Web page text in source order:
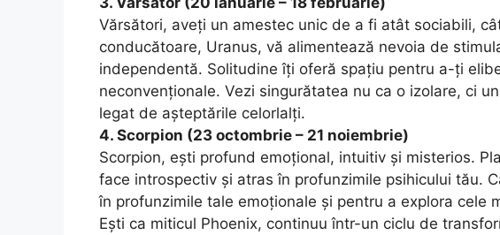
Vărsători, aveți un amestec unic de a fi atât sociabili,
conducătoare, Uranus, vă alimentează nevoia de
independentă. Solitudine îți oferă spațiu pentru a-ți
neconvenționale. Vezi singurătatea nu ca o izolare, ci
legat de așteptările celorlalți.
4. Scorpion (23 octombrie – 21 noiembrie)
Scorpion, ești profund emoțional, intuitiv și misterios.
face introspectiv și atras în profunzimile psihicului tău.
în profunzimile tale emoționale și pentru a explora cele
Ești ca miticul Phoenix, continuu într-un ciclu de